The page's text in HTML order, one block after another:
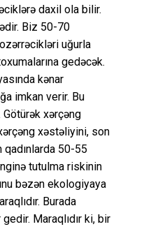
daxil ola bilir.
Biz 50-70
uğurla
gedəcək.
kənar
imkan verir. Bu
xərçəng
xəstəliyini, son
50-55
tutulma riskinin
bəzən ekologiyaya
Burada
Maraqlıdır ki, bir